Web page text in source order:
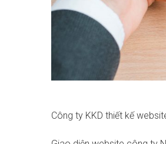
Công ty KKD thiết kế